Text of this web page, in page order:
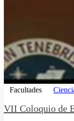
Facultades
VII Coloquio de